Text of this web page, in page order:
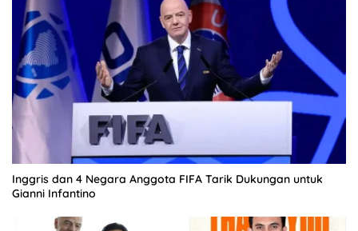
Inggris dan 4 Negara Anggota FIFA Tarik Dukungan untuk
Gianni Infantino